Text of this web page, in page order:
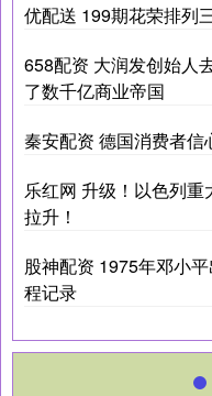
优配送 199期花荣排列
658配资 大润发创始人
了数千亿商业帝国
秦安配资 德国消费者
乐红网 升级！以色列
拉升！
股神配资 1975年邓小
程记录